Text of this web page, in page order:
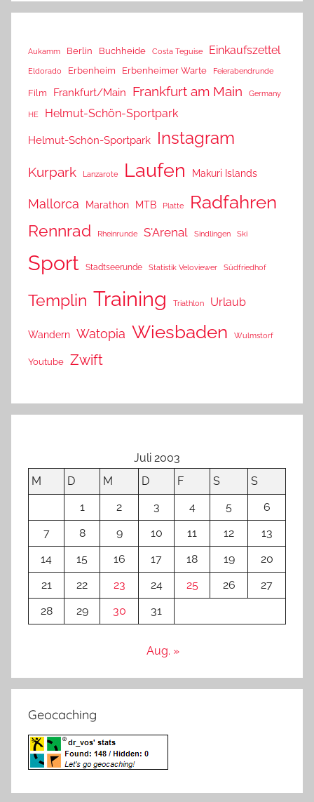
Aukamm Berlin Buchheide Costa Teguise Einkaufszettel
Eldorado Erbenheim Erbenheimer Warte Feierabendrunde
Film Frankfurt/Main Frankfurt am Main Germany
HE Helmut-Schön-Sportpark
Helmut-Schön-Sportpark Instagram
Kurpark Lanzarote Laufen Makuri Islands
Mallorca Marathon MTB Platte Radfahren
Rennrad Rheinrunde S'Arenal Sindlingen Ski
Sport Stadtseerunde Statistik Veloviewer Südfriedhof
Templin Training Triathlon Urlaub
Wandern Watopia Wiesbaden Wulmstorf
Youtube Zwift
Juli 2003
M
D M D F S
S
1
2 3 4 5
6
7
8 9 10 11 12
13
14
15 16 17 18 19
20
21
22 23 24 25 26
27
28
29 30 31
Aug. »
Geocaching